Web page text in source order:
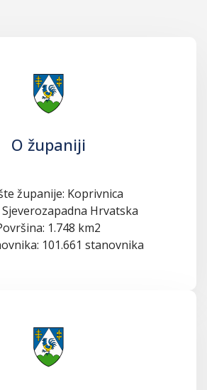
O županiji
županije: Koprivnica
Sjeverozapadna Hrvatska
1.748 km2
101.661 stanovnika